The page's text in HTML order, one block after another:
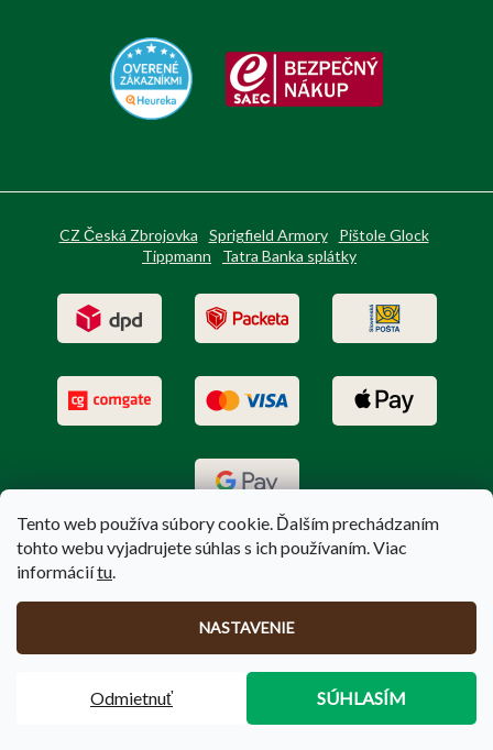
Tento web používa súbory cookie. Ďalším prechádzaním
tohto webu vyjadrujete súhlas s ich používaním. Viac
informáciítu.
NASTAVENIE
Odmietnuť SÚHLASÍM
CZ Česká Zbrojovka Sprigfield Armory
Pištole Glock
Tippmann
Tatra Banka splátky
PoľovníctvoTerem.sk. Všetky práva vyhradené.
Upraviť nastavenie cookies